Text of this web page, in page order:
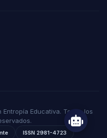
Educativa. Todos los
ISSN 2981-4723